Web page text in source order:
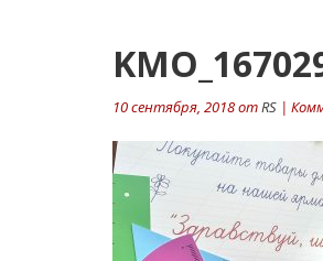
10 сентября, 2018 отRS |